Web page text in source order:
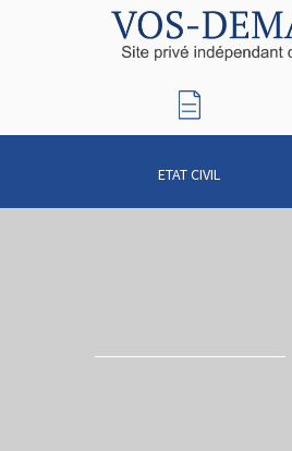
ETAT CIVIL